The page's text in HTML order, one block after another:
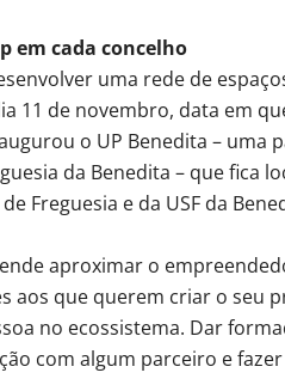
em cada concelho
uma rede de
11 de novembro, data em
o UP Benedita – uma
da Benedita – que fica
Freguesia e da USF da
aproximar o
aos que querem criar o seu
no ecossistema. Dar
com algum parceiro e